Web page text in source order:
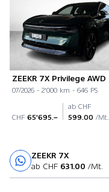
ZEEKR 7X Privilege AWD
07/2026 - 2'000 km - 646 PS
CHF 65'695.–
ab CHF
599.00 /Mt.
ZEEKR 7X
ab CHF 631.00 /Mt.